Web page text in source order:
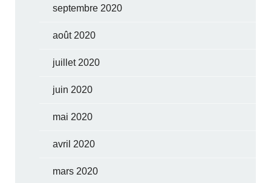
septembre 2020
août 2020
juillet 2020
juin 2020
mai 2020
avril 2020
mars 2020